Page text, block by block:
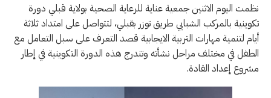
نظمت اليوم الاثنين جمعية عناية للرعاية الصحية بولاية قبلي دورة
تكوينية بالمركب الشبابي طريق توزر بقبلي، لتتواصل على امتداد ثلاثة
أيام لتنمية مهارات التربية الايجابية قصد التعرف على سبل التعامل مع
الطفل في مختلف مراحل نشأته وتندرج هذه الدورة التكوينية في إطار
مشروع إعداد القادة.